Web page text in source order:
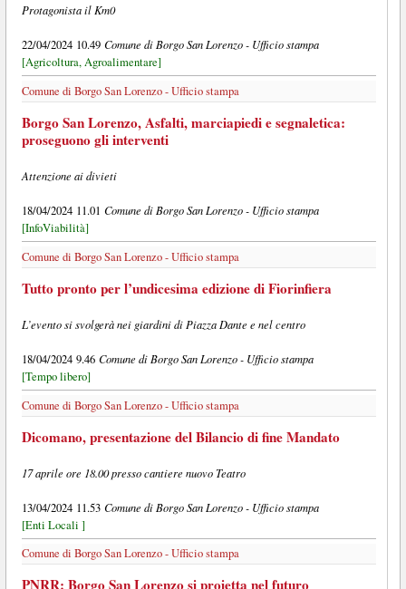
Protagonista il Km0
22/04/2024 10.49 Comune di Borgo San Lorenzo - Ufficio stampa
[Agricoltura, Agroalimentare]
Comune di Borgo San Lorenzo - Ufficio stampa
Borgo San Lorenzo, Asfalti, marciapiedi e segnaletica:
proseguono gli interventi
Attenzione ai divieti
18/04/2024 11.01 Comune di Borgo San Lorenzo - Ufficio stampa
[InfoViabilità]
Comune di Borgo San Lorenzo - Ufficio stampa
Tutto pronto per l’undicesima edizione di Fiorinfiera
L’evento si svolgerà nei giardini di Piazza Dante e nel centro
18/04/2024 9.46 Comune di Borgo San Lorenzo - Ufficio stampa
[Tempo libero]
Comune di Borgo San Lorenzo - Ufficio stampa
Dicomano, presentazione del Bilancio di fine Mandato
17 aprile ore 18.00 presso cantiere nuovo Teatro
13/04/2024 11.53 Comune di Borgo San Lorenzo - Ufficio stampa
[Enti Locali ]
Comune di Borgo San Lorenzo - Ufficio stampa
PNRR: Borgo San Lorenzo si proietta nel futuro